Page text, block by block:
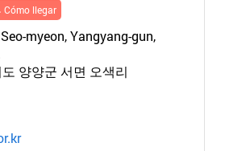
Cómo llegar
myeon, Yangyang-gun,
양양군 서면 오색리